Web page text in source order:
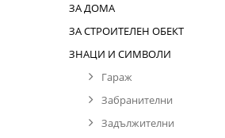
ЗА ДОМА
ЗА СТРОИТЕЛЕН ОБЕКТ
ЗНАЦИ И СИМВОЛИ
Гараж
Забранителни
Задължителни